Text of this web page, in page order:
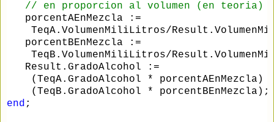
//
en proporcion al volumen (en teoria)
   porcentAEnMezcla :
=
    TeqA.VolumenMiliLitros
/
   porcentBEnMezcla :
=
    TeqB.VolumenMiliLitros
/
   Result.GradoAlcohol :
=
    (TeqA.GradoAlcohol
*
    (TeqB.GradoAlcohol
*
porcentBEnMezcla);
end ;